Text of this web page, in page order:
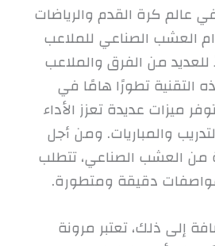
عالم كرة القدم والرياضات
العشب الصناعي للملاعب
للعديد من الفرق والملاعب
التقنية تطورًا هامًا في
ميزات عديدة تعزز الأداء
والمباريات. ومن أجل
العشب الصناعي، تتطلب
دقيقة ومتطورة.
إلى ذلك، تعتبر مرونة